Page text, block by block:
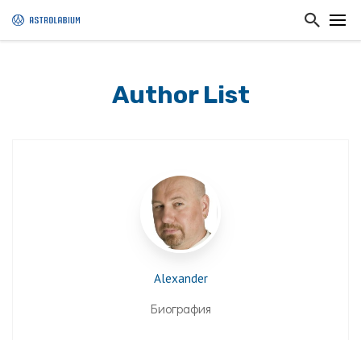
Author List
Alexander
Биография